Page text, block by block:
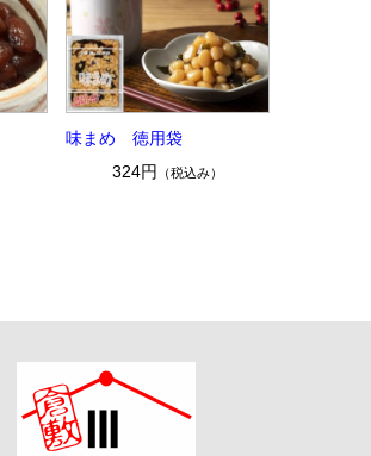
味まめ 徳用袋
324円
（税込み）